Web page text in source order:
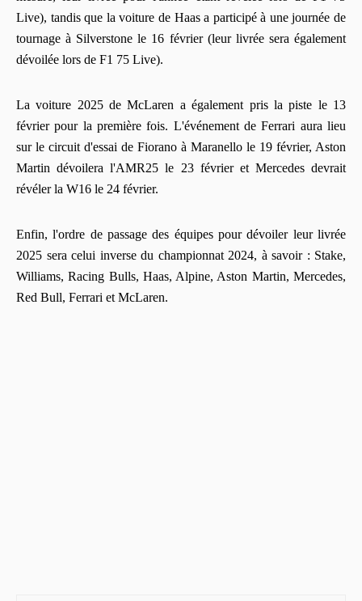
Live), tandis que la voiture de Haas a participé à une journée de
tournage à Silverstone le 16 février (leur livrée sera également
dévoilée lors de F1 75 Live).
La voiture 2025 de McLaren a également pris la piste le 13
février pour la première fois. L'événement de Ferrari aura lieu
sur le circuit d'essai de Fiorano à Maranello le 19 février, Aston
Martin dévoilera l'AMR25 le 23 février et Mercedes devrait
révéler la W16 le 24 février.
Enfin, l'ordre de passage des équipes pour dévoiler leur livrée
2025 sera celui inverse du championnat 2024, à savoir : Stake,
Williams, Racing Bulls, Haas, Alpine, Aston Martin, Mercedes,
Red Bull, Ferrari et McLaren.